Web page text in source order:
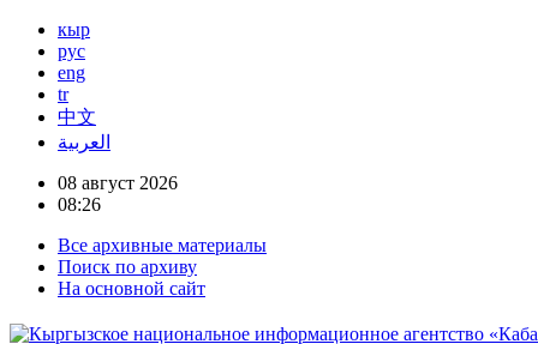
кыр
рус
eng
tr
中文
العربية
08 август 2026
08:26
Все архивные материалы
Поиск по архиву
На основной сайт